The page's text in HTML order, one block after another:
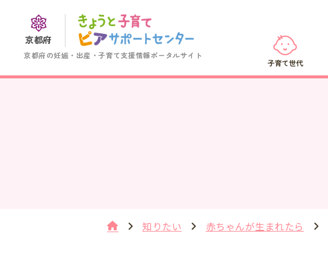
京都府の妊娠・出産・子育て支援情報ポータルサイト
京都府
子育て世代
知りたい 赤ちゃんが生まれたら